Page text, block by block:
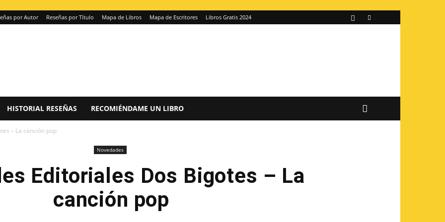
por Autor Reseñas por Título Mapa de Libros Mapa de Escritores Libros Gratis 2024
HISTORIAL RESEÑAS RECOMIÉNDAME UN LIBRO
– La canción pop
Novedades
Editoriales Dos Bigotes – La
canción pop